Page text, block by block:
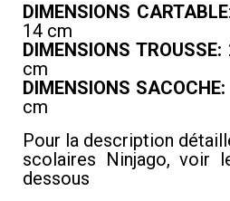
DIMENSIONS CARTABLE
14 cm
DIMENSIONS TROUSSE:
cm
DIMENSIONS SACOCHE:
cm
Pour la description
scolaires Ninjago, voir
dessous